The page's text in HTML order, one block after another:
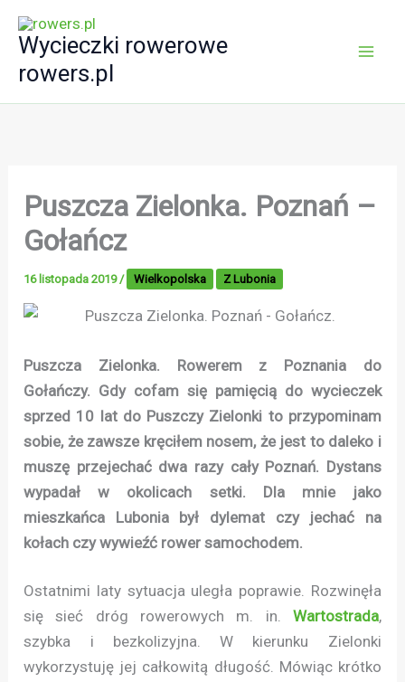
Przejdź
Wycieczki rowerowe
rowers.pl
Puszcza Zielonka. Poznań –
Gołańcz
16 listopada 2019 / Wielkopolska Z Lubonia
Puszcza Zielonka. Rowerem z Poznania do
Gołańczy. Gdy cofam się pamięcią do wycieczek
sprzed 10 lat do Puszczy Zielonki to przypominam
sobie, że zawsze kręciłem nosem, że jest to daleko i
muszę przejechać dwa razy cały Poznań. Dystans
wypadał w okolicach setki. Dla mnie jako
mieszkańca Lubonia był dylemat czy jechać na
kołach czy wywieźć rower samochodem.
Ostatnimi laty sytuacja uległa poprawie. Rozwinęła
się sieć dróg rowerowych m. in. Wartostrada,
szybka i bezkolizyjna. W kierunku Zielonki
wykorzystuję jej całkowitą długość. Mówiąc krótko